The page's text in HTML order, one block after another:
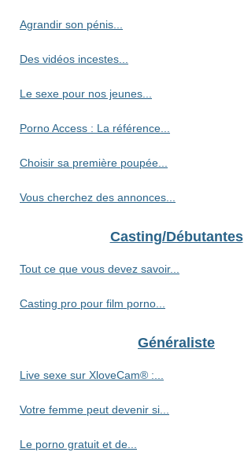
Agrandir son pénis...
Des vidéos incestes...
Le sexe pour nos jeunes...
Porno Access : La référence...
Choisir sa première poupée...
Vous cherchez des annonces...
Casting/Débutantes
Tout ce que vous devez savoir...
Casting pro pour film porno...
Généraliste
Live sexe sur XloveCam® :...
Votre femme peut devenir si...
Le porno gratuit et de...